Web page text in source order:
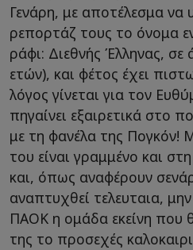
Γενάρη, με αποτέλεσμα
ρεπορτάζ τους το όνομα
ράφι: Διεθνής Έλληνας, σε
ετών), και φέτος έχει
λόγος γίνεται για τον
πηγαίνει εξαιρετικά στο
με τη φανέλα της
του είναι γραμμένο και
και, όπως αναφέρουν
αναπτυχθεί τελευταια,
ΠΑΟΚ η ομάδα εκείνη που
της το προσεχές